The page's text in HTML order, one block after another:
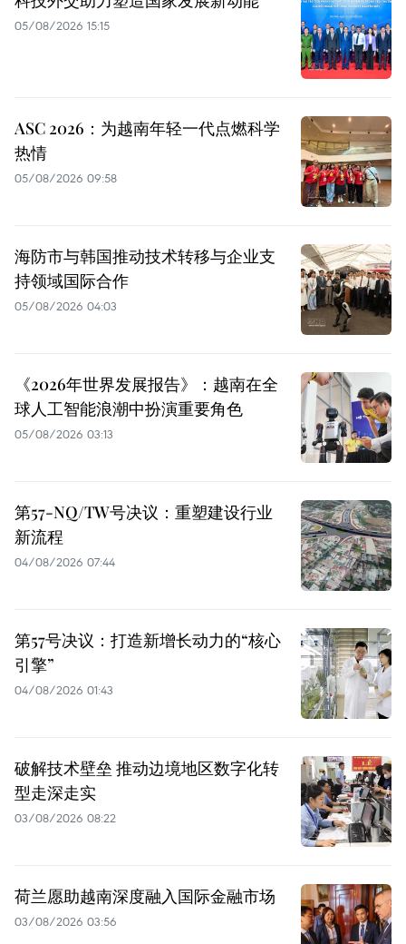
05/08/2026 15:15
ASC 2026：为越南年轻一代点燃科学
热情
05/08/2026 09:58
海防市与韩国推动技术转移与企业支
持领域国际合作
05/08/2026 04:03
《2026年世界发展报告》：越南在全
球人工智能浪潮中扮演重要角色
05/08/2026 03:13
第57-NQ/TW号决议：重塑建设行业
新流程
04/08/2026 07:44
第57号决议：打造新增长动力的“核心
引擎”
04/08/2026 01:43
破解技术壁垒 推动边境地区数字化转
型走深走实
03/08/2026 08:22
荷兰愿助越南深度融入国际金融市场
03/08/2026 03:56